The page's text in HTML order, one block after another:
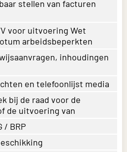
stellen van facturen
voor uitvoering Wet
arbeidsbeperkten
inhoudingen
en telefoonlijst media
bij de raad voor de
de uitvoering van
/ BRP